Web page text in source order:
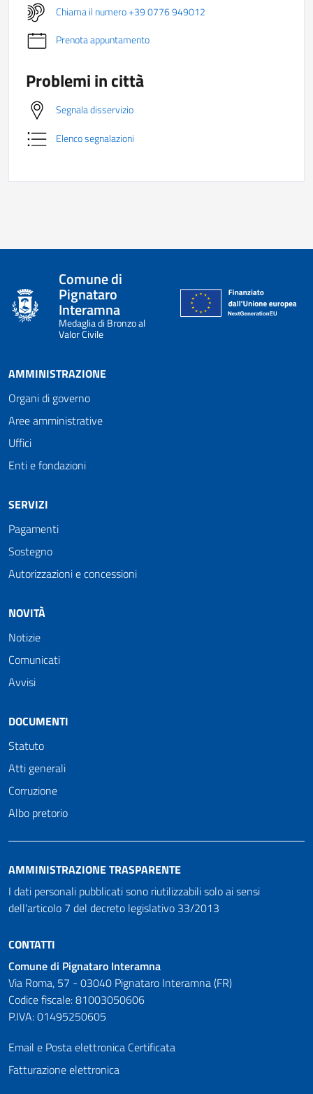
Chiama il numero +39 0776 949012
Prenota appuntamento
Problemi in città
Segnala disservizio
Elenco segnalazioni
Comune di
Pignataro
Interamna
Medaglia di Bronzo al
Valor Civile
AMMINISTRAZIONE
Organi di governo
Aree amministrative
Uffici
Enti e fondazioni
SERVIZI
Pagamenti
Sostegno
Autorizzazioni e concessioni
NOVITÀ
Notizie
Comunicati
Avvisi
DOCUMENTI
Statuto
Atti generali
Corruzione
Albo pretorio
AMMINISTRAZIONE TRASPARENTE
I dati personali pubblicati sono riutilizzabili solo ai sensi
dell'articolo 7 del decreto legislativo 33/2013
CONTATTI
Comune di Pignataro Interamna
Via Roma, 57 - 03040 Pignataro Interamna (FR)
Codice fiscale: 81003050606
P.IVA: 01495250605
Email e Posta elettronica Certificata
Fatturazione elettronica